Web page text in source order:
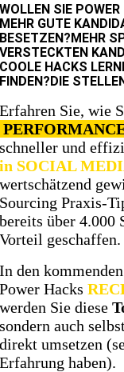
WOLLEN SIE
MEHR GUTE
BESETZEN?MEHR
VERSTECKTEN
COOLE HACKS
FINDEN?DIE
Erfahren Sie, wie
schneller und
in SOCIAL
wertschätzend
Sourcing Praxis-
bereits über 4.000
Vorteil geschaffen.
In den
Power Hacks
werden Sie diese
sondern auch
direkt umsetzen
Erfahrung haben).